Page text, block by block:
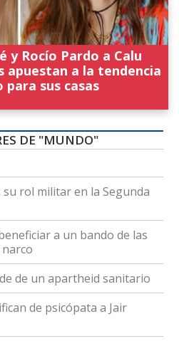
y Rocío Pardo a Calu
apuestan a la tendencia
para sus casas
DE "MUNDO"
su rol militar en la Segunda
a un bando de las
narco
de un apartheid sanitario
de psicópata a Jair